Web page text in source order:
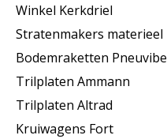
Winkel Kerkdriel
Stratenmakers materieel
Bodemraketten Pneuvibe
Trilplaten Ammann
Trilplaten Altrad
Kruiwagens Fort